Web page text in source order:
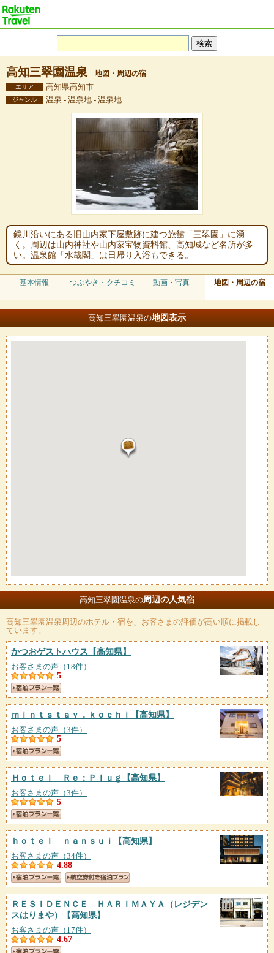
高知三翠園温泉 地図・周辺の宿
エリア 高知県高知市
ジャンル 温泉 - 温泉地 - 温泉地
鏡川沿いにある旧山内家下屋敷跡に建つ旅館「三翠園」に湧
く。周辺は山内神社や山内家宝物資料館、高知城など名所が多
い。温泉館「水哉閣」は日帰り入浴もできる。
基本情報 つぶやき・クチコミ 動画・写真 地図・周辺の宿
高知三翠園温泉の地図表示
高知三翠園温泉の周辺の人気宿
高知三翠園温泉周辺のホテル・宿を、お客さまの評価が高い順に掲載し
ています。
かつおゲストハウス 【高知県】
お客さまの声（18件）
5
ｍｉｎｔｓｔａｙ．ｋｏｃｈｉ 【高知県】
お客さまの声（3件）
5
Ｈｏｔｅｌ Ｒｅ：Ｐｌｕｇ 【高知県】
お客さまの声（3件）
5
ｈｏｔｅｌ ｎａｎｓｕｉ 【高知県】
お客さまの声（34件）
4.88
ＲＥＳＩＤＥＮＣＥ ＨＡＲＩＭＡＹＡ（レジデン
スはりまや）
【高知県】
お客さまの声（17件）
4.67